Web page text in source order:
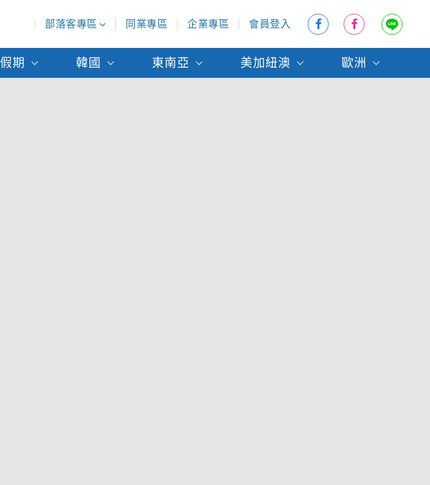
部落客專區 同業專區 企業專區 會員登入
期 韓國 東南亞 美加紐澳 歐洲